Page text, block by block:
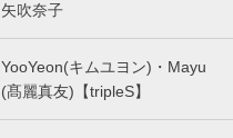
矢吹奈子
YooYeon(キムユヨン)・Mayu
(髙麗真友)【tripleS】